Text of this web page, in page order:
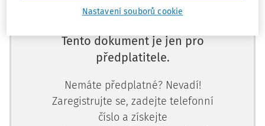
Tento dokument je jen pro
předplatitele.
Nemáte předplatné? Nevadí!
Zaregistrujte se, zadejte telefonní
číslo a získejte
Nastavení souborů cookie